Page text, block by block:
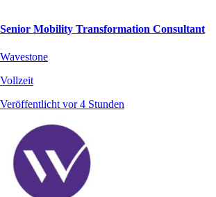
Senior Mobility Transformation Consultant
Wavestone
Vollzeit
Veröffentlicht vor 4 Stunden